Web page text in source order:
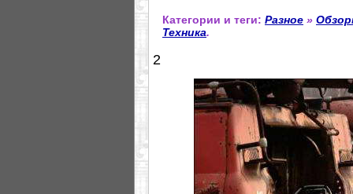
Категории и теги: Разное »
Техника.
2